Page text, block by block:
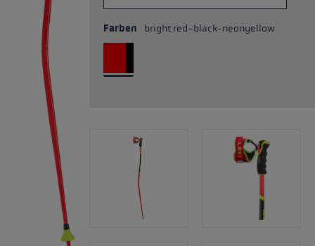
Farben bright red-black-neonyellow